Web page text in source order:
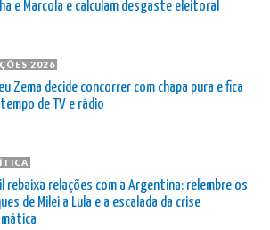
e Marcola e calculam desgaste eleitoral
2026
Zema decide concorrer com chapa pura e fica
de TV e rádio
rebaixa relações com a Argentina: relembre os
de Milei a Lula e a escalada da crise